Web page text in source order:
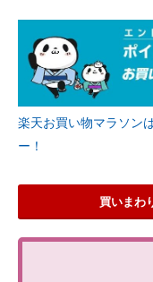
楽天お買い物マラソン
ー！
買いまわ